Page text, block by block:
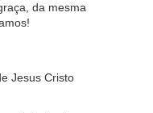
da mesma
Jesus Cristo